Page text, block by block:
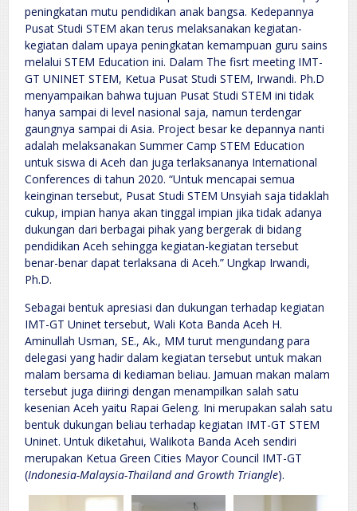
peningkatan mutu pendidikan anak bangsa. Kedepannya
Pusat Studi STEM akan terus melaksanakan kegiatan-
kegiatan dalam upaya peningkatan kemampuan guru sains
melalui STEM Education ini. Dalam The fisrt meeting IMT-
GT UNINET STEM, Ketua Pusat Studi STEM, Irwandi. Ph.D
menyampaikan bahwa tujuan Pusat Studi STEM ini tidak
hanya sampai di level nasional saja, namun terdengar
gaungnya sampai di Asia. Project besar ke depannya nanti
adalah melaksanakan Summer Camp STEM Education
untuk siswa di Aceh dan juga terlaksananya International
Conferences di tahun 2020. “Untuk mencapai semua
keinginan tersebut, Pusat Studi STEM Unsyiah saja tidaklah
cukup, impian hanya akan tinggal impian jika tidak adanya
dukungan dari berbagai pihak yang bergerak di bidang
pendidikan Aceh sehingga kegiatan-kegiatan tersebut
benar-benar dapat terlaksana di Aceh.” Ungkap Irwandi,
Ph.D.
Sebagai bentuk apresiasi dan dukungan terhadap kegiatan
IMT-GT Uninet tersebut, Wali Kota Banda Aceh H.
Aminullah Usman, SE., Ak., MM turut mengundang para
delegasi yang hadir dalam kegiatan tersebut untuk makan
malam bersama di kediaman beliau. Jamuan makan malam
tersebut juga diiringi dengan menampilkan salah satu
kesenian Aceh yaitu Rapai Geleng. Ini merupakan salah satu
bentuk dukungan beliau terhadap kegiatan IMT-GT STEM
Uninet. Untuk diketahui, Walikota Banda Aceh sendiri
merupakan Ketua Green Cities Mayor Council IMT-GT
(Indonesia-Malaysia-Thailand and Growth Triangle).